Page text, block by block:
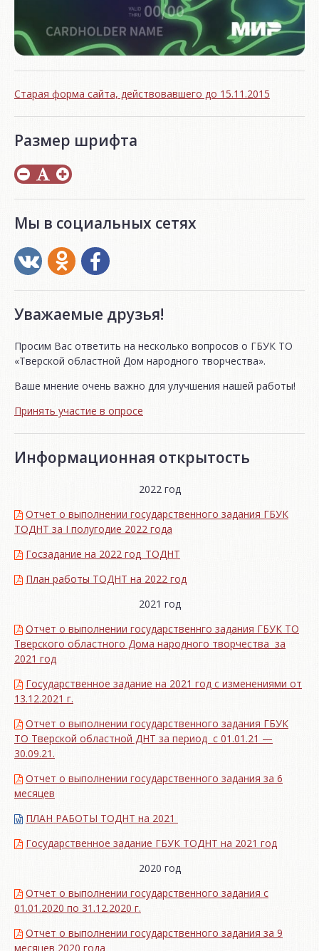
Старая форма сайта, действовавшего до 15.11.2015
Размер шрифта
Мы в социальных сетях
Уважаемые друзья!
Просим Вас ответить на несколько вопросов о ГБУК ТО
«Тверской областной Дом народного творчества».
Ваше мнение очень важно для улучшения нашей работы!
Принять участие в опросе
Информационная открытость
2022 год
Отчет о выполнении государственного задания ГБУК
ТОДНТ за I полугодие 2022 года
Госзадание на 2022 год_ТОДНТ
План работы ТОДНТ на 2022 год
2021 год
Отчет о выполнении государственнго задания ГБУК ТО
Тверского областного Дома народного творчества за
2021 год
Государственное задание на 2021 год с изменениями от
13.12.2021 г.
Отчет о выполнении государственного задания ГБУК
ТО Тверской областной ДНТ за период с 01.01.21 —
30.09.21.
Отчет о выполнении государственного задания за 6
месяцев
ПЛАН РАБОТЫ ТОДНТ на 2021
Государственное задание ГБУК ТОДНТ на 2021 год
2020 год
Отчет о выполнении государственного задания с
01.01.2020 по 31.12.2020 г.
Отчет о выполнении государственного задания за 9
месяцев 2020 года